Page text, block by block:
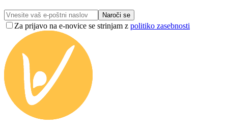
Naroči se
Za prijavo na e-novice se strinjam z politiko zasebnosti